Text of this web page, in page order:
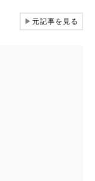
▶元記事を見る